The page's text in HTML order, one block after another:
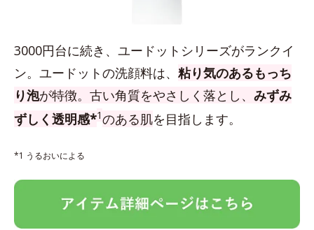
3000円台に続き、ユードットシリーズがランクイ
ン。ユードットの洗顔料は、 粘り気のあるもっち
り泡が特徴。古い角質をやさしく落とし、 みずみ
ずしく透明感*1のある肌を目指します。
*1 うるおいによる